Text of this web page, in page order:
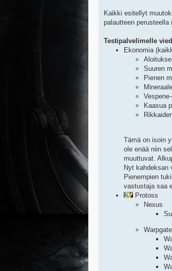
Kaikki esitellyt
palautteen perusteella
Testipalvelimelle
Ekonomia
Suuren
Pienen
Kaasua
Tämä on isoin
ole enää niin
muuttuvat.
Nyt kahdeksan
Pienempien
vastustaja saa
Protoss
Nexus